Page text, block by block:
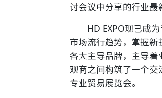
讨会议中分享的行业最
HD EXPO现已成为
市场流行趋势，掌握
各大主导品牌，主导
观商之间构筑了一个
专业贸易展览会。